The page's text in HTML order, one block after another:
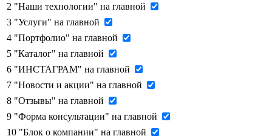
2 "Наши технологии" на главной
3 "Услуги" на главной
4 "Портфолио" на главной
5 "Каталог" на главной
6 "ИНСТАГРАМ" на главной
7 "Новости и акции" на главной
8 "Отзывы" на главной
9 "Форма консультации" на главной
10 "Блок о компании" на главной